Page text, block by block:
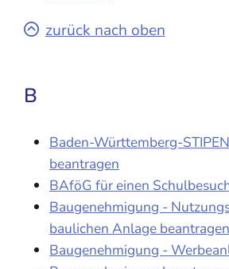
zurück nach oben
B
Baden-Württemberg-
beantragen
BAföG für einen
Baugenehmigung -
baulichen Anlage beantragen
Baugenehmigung -